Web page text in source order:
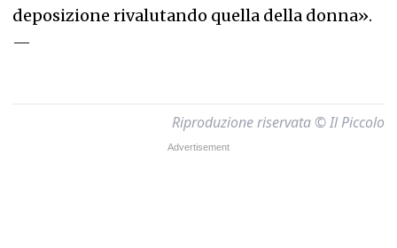
deposizione rivalutando quella della donna».
—
Riproduzione riservata © Il Piccolo